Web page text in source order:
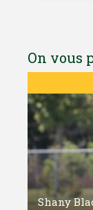
On vous
Shany